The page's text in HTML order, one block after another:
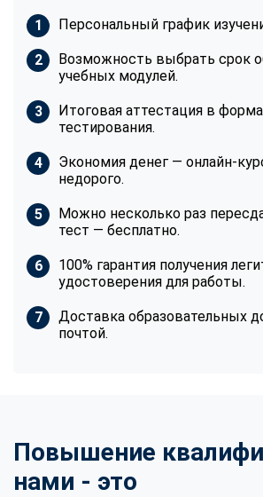
Персональный график
Возможность выбрать срок
учебных модулей.
Итоговая аттестация в
тестирования.
Экономия денег — онлайн-
недорого.
Можно несколько раз
тест — бесплатно.
100% гарантия получения
удостоверения для работы.
Доставка образовательных
почтой.
Повышение
нами - это